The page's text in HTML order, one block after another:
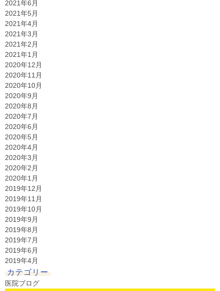
2021年6月
2021年5月
2021年4月
2021年3月
2021年2月
2021年1月
2020年12月
2020年11月
2020年10月
2020年9月
2020年8月
2020年7月
2020年6月
2020年5月
2020年4月
2020年3月
2020年2月
2020年1月
2019年12月
2019年11月
2019年10月
2019年9月
2019年8月
2019年7月
2019年6月
2019年4月
カテゴリー
医院ブログ